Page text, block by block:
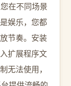
在不同场景
娱乐，您都
节奏。安装
扩展程序文
无法使用，